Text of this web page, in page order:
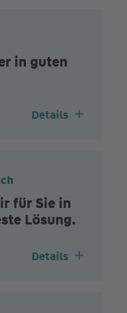
in guten
Details
für Sie in
Lösung.
Details